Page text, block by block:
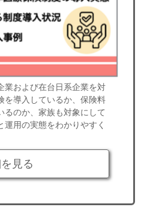
業および在台日系企業を対
を導入しているか、保険料
るのか、家族も対象にして
用の実態をわかりやすく
見る